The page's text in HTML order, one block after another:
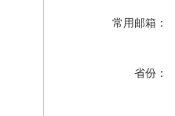
常用邮箱：
省份：